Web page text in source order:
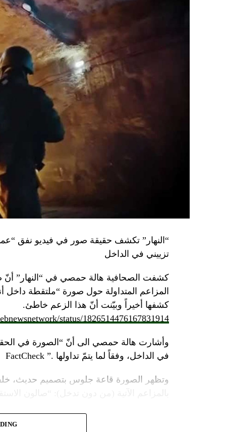
تزييني في الداخل
كشفت الصحافية هالة حمصي في “النهار”
كشفها أخيراً وبيّنت أنّ هذا الزعم خاطئ.
status/1826514476167831914
وأشارت هالة حمصي الى أنّ “الصورة في
في الداخل، وفقاً لما يتمّ تداولها .” FactCheck
وتظهر الصورة قاعة جلوس بتصميم حديث،